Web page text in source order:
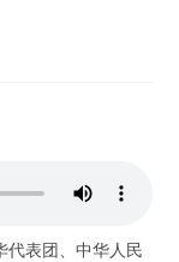
代表团、中华人民